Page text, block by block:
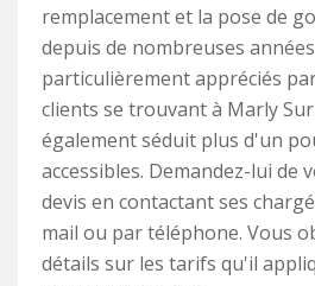
remplacement et la pose de
depuis de nombreuses
particulièrement appréciés
clients se trouvant à Marly
également séduit plus d'un
accessibles. Demandez-lui de
devis en contactant ses
mail ou par téléphone. Vous
détails sur les tarifs qu'il